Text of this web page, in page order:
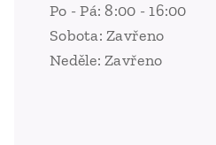
Po - Pá: 8:00 - 16:00
Sobota: Zavřeno
Neděle: Zavřeno